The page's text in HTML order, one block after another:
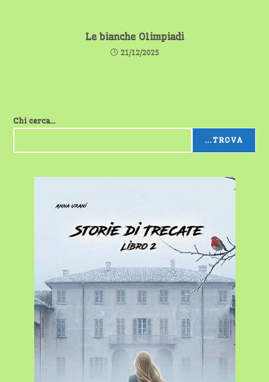
Le bianche Olimpiadi
21/12/2025
Chi cerca...
...TROVA